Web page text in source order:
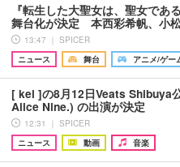
『転生した大聖女は、聖女であ
舞台化が決定 本西彩希帆、小
13:47 ｜ SPICER
ニュース
舞台 アニメ/ゲー
[ kei ]の8月12日Veats Shibuya
Alice Nine.) の出演が決定
12:31 ｜ SPICER
ニュース
動画 音楽